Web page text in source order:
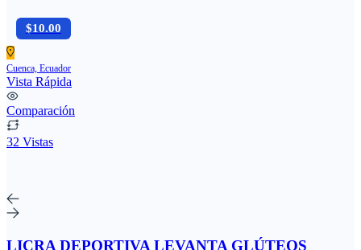
$10.00
Cuenca, Ecuador
Vista Rápida
Comparación
32 Vistas
LICRA DEPORTIVA LEVANTA GLÚTEOS